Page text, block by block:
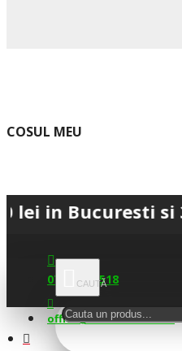
COSUL MEU
si 300
0745.677.518
office@fsm-romania.ro